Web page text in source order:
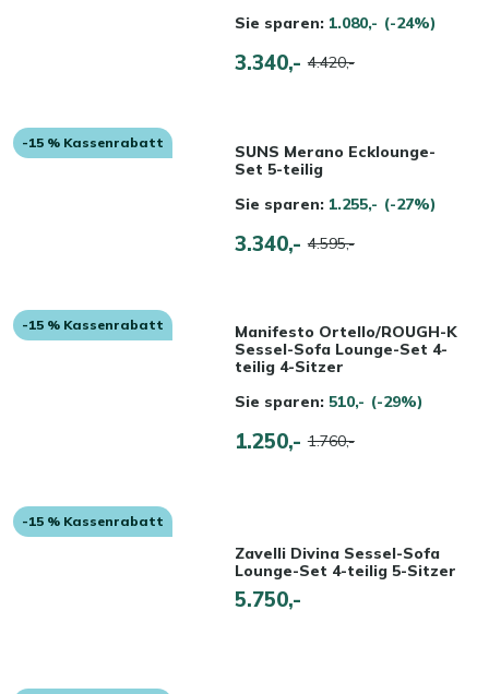
Sie sparen: 1.080,- (-24%)
3.340,- 4.420,-
-15 % Kassenrabatt
SUNS Merano Ecklounge-
Set 5-teilig
Sie sparen: 1.255,- (-27%)
3.340,- 4.595,-
-15 % Kassenrabatt
Manifesto Ortello/ROUGH-K
Sessel-Sofa Lounge-Set 4-
teilig 4-Sitzer
Sie sparen: 510,- (-29%)
1.250,- 1.760,-
-15 % Kassenrabatt
Zavelli Divina Sessel-Sofa
Lounge-Set 4-teilig 5-Sitzer
5.750,-